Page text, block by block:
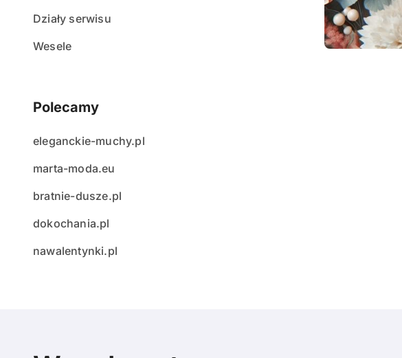
Działy serwisu
Wesele
Polecamy
eleganckie-muchy.pl
marta-moda.eu
bratnie-dusze.pl
dokochania.pl
nawalentynki.pl